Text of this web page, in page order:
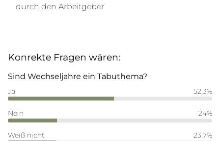
durch den Arbeitgeber
Konrekte Fragen wären:
Sind Wechseljahre ein Tabuthema?
Ja 52,3%
Nein 24%
Weiß nicht 23,7%